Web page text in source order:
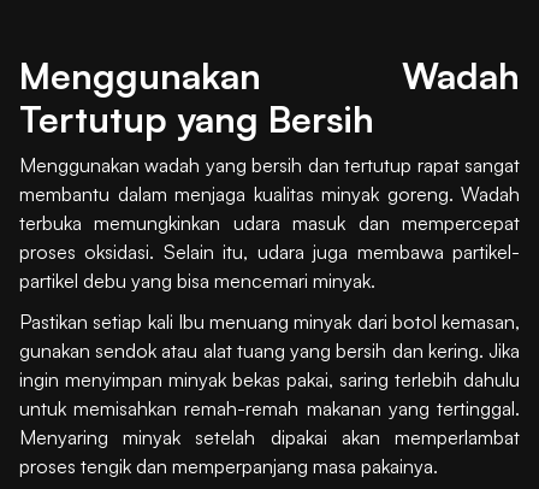
Menggunakan Wadah
Tertutup yang Bersih
Menggunakan wadah yang bersih dan tertutup rapat sangat
membantu dalam menjaga kualitas minyak goreng. Wadah
terbuka memungkinkan udara masuk dan mempercepat
proses oksidasi. Selain itu, udara juga membawa partikel-
partikel debu yang bisa mencemari minyak.
Pastikan setiap kali Ibu menuang minyak dari botol kemasan,
gunakan sendok atau alat tuang yang bersih dan kering. Jika
ingin menyimpan minyak bekas pakai, saring terlebih dahulu
untuk memisahkan remah-remah makanan yang tertinggal.
Menyaring minyak setelah dipakai akan memperlambat
proses tengik dan memperpanjang masa pakainya.